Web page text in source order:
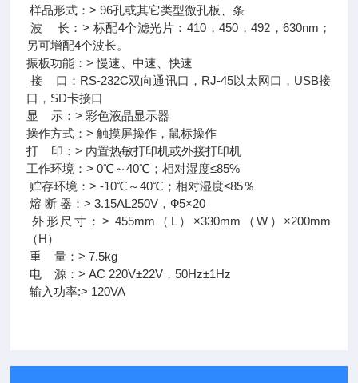
样品形式：> 96孔或其它类型微孔板、条
波 长：> 标配4个滤光片：410，450，492，630nm；
另可增配4个波长。
振板功能：> 慢速、中速、快速
接 口：RS-232C双向通讯口，RJ-45以太网口，USB接
口，SD卡接口
显 示：> 彩色液晶显示器
操作方式：> 触摸屏操作，鼠标操作
打 印：> 内置热敏打印机或外接打印机
工作环境：> 0℃～40℃；相对湿度≤85%
贮存环境：> -10℃～40℃；相对湿度≤85％
熔 断 器：> 3.15AL250V，Ф5×20
外形尺寸：> 455mm（L）×330mm（W）×200mm
（H）
重 量：> 7.5kg
电 源：> AC 220V±22V，50Hz±1Hz
输入功率:> 120VA